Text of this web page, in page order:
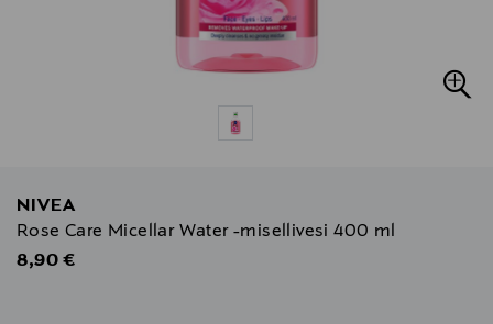
NIVEA
Rose Care Micellar Water -misellivesi 400 ml
Original Price
8,90 €